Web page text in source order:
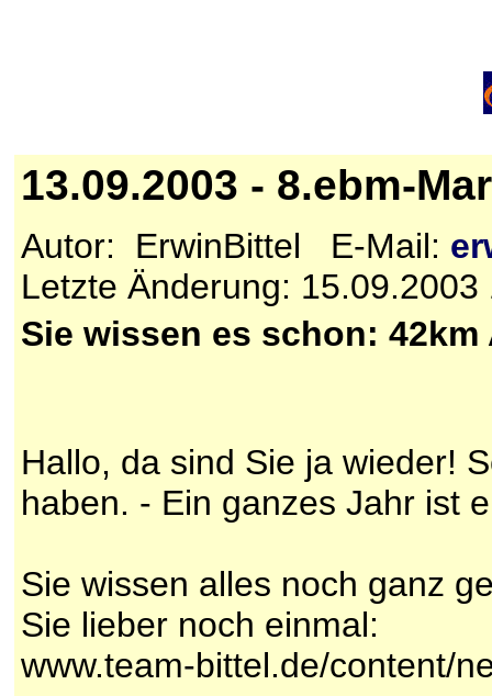
13.09.2003 - 8.ebm-
Autor: ErwinBittel E-Mail:
Letzte Änderung: 15.09.2003
Sie wissen es schon:
Hallo, da sind Sie ja wieder!
haben. - Ein ganzes Jahr ist
Sie wissen alles noch ganz
Sie lieber noch einmal:
www.team-bittel.de/content/